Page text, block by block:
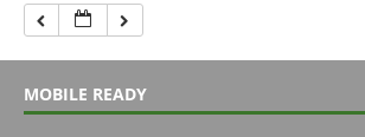
MOBILE READY